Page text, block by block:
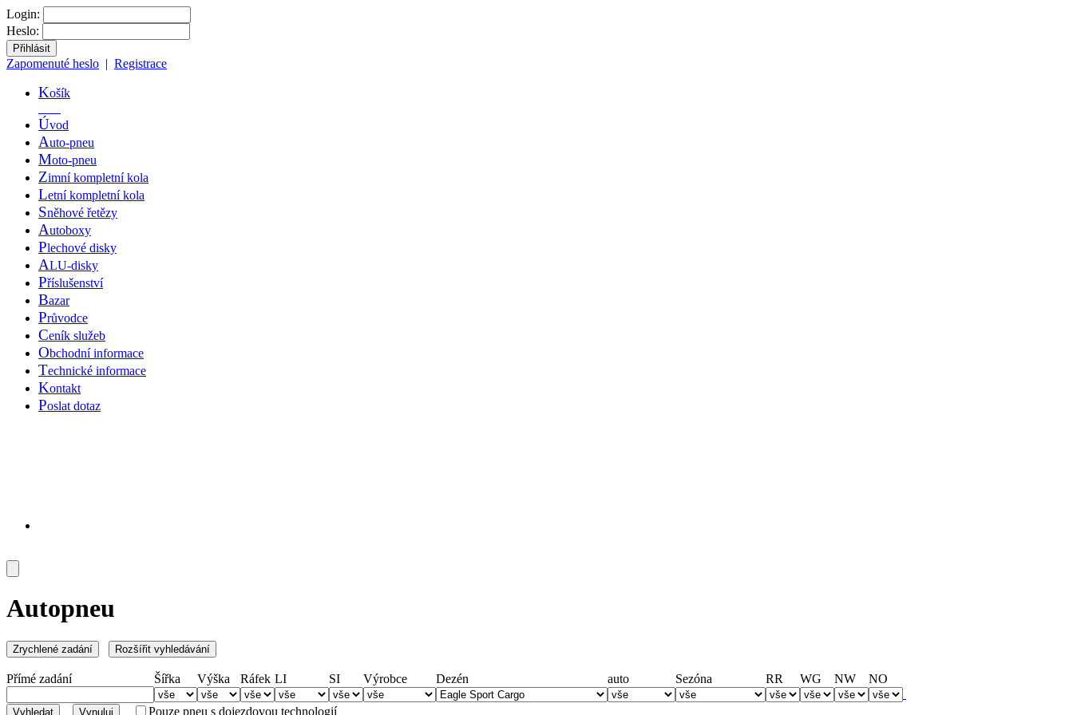
Login:
Heslo:
Zapomenuté heslo | Registrace
Košík
Úvod
Auto-pneu
Moto-pneu
Zimní kompletní kola
Letní kompletní kola
Sněhové řetězy
Autoboxy
Plechové disky
ALU-disky
Příslušenství
Bazar
Průvodce
Ceník služeb
Obchodní informace
Technické informace
Kontakt
Poslat dotaz
Autopneu
Přímé zadání Šířka Výška Ráfek LI SI Výrobce Dezén auto Sezóna RR WG NW NO
Pouze pneu s dojezdovou technologií